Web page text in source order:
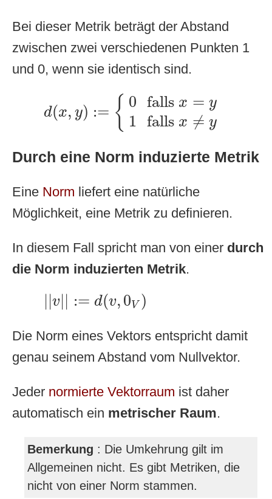
Bei dieser Metrik beträgt der Abstand
zwischen zwei verschiedenen Punkten 1
und 0, wenn sie identisch sind.
d(x, y) := { 0 falls x = y
1 falls x ≠ y
falls x=y
Durch eine Norm induzierte Metrik
Eine Norm liefert eine natürliche
Möglichkeit, eine Metrik zu definieren.
In diesem Fall spricht man von einer durch
die Norm induzierten Metrik.
||v|| := d(v,0V )
v (v V
Die Norm eines Vektors entspricht damit
genau seinem Abstand vom Nullvektor.
Jeder normierte Vektorraum ist daher
automatisch ein metrischer Raum.
Bemerkung : Die Umkehrung gilt im
Allgemeinen nicht. Es gibt Metriken, die
nicht von einer Norm stammen.